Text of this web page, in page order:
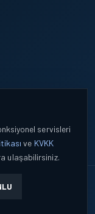
Platformu. Tüm
servisleri
ve KVKK
ulaşabilirsiniz.